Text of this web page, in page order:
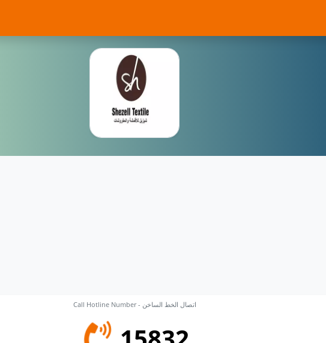
Call Hotline Number - اتصال الخط الساخن